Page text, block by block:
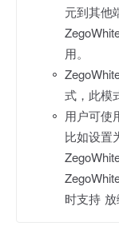
元到其他
用。
式，此模
用户可使
比如设置
时支持 放